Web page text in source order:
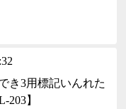
き3用標記いんれた
203】